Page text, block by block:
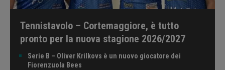
Tennistavolo – Cortemaggiore, è tutto
pronto per la nuova stagione 2026/2027
Serie B – Oliver Krilkovs è un nuovo giocatore dei
Fiorenzuola Bees